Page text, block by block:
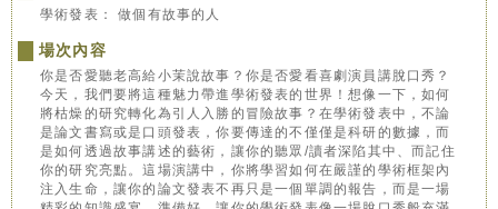
學術發表： 做個有故事的人
場次內容
你是否愛聽老高給小茉說故事？你是否愛看喜劇演員講脫口秀？
今天，我們要將這種魅力帶進學術發表的世界！想像一下，如何
將枯燥的研究轉化為引人入勝的冒險故事？在學術發表中，不論
是論文書寫或是口頭發表，你要傳達的不僅僅是科研的數據，而
是如何透過故事講述的藝術，讓你的聽眾/讀者深陷其中、而記住
你的研究亮點。這場演講中，你將學習如何在嚴謹的學術框架內
注入生命，讓你的論文發表不再只是一個單調的報告，而是一場